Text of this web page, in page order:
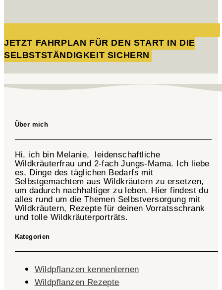
JETZT FAHRPLAN FÜR DEN START IN DIE
SELBSTSTÄNDIGKEIT SICHERN
Über mich
Hi, ich bin Melanie, leidenschaftliche
Wildkräuterfrau und 2-fachJungs-Mama. Ich liebe
es, Dinge des täglichen Bedarfs mit
Selbstgemachtem aus Wildkräutern zu ersetzen,
um dadurch nachhaltiger zu leben. Hier findest du
alles rund um die Themen Selbstversorgung mit
Wildkräutern, Rezepte für deinen Vorratsschrank
und tolle Wildkräuterporträts.
Kategorien
Wildpflanzen kennenlernen
Wildpflanzen Rezepte